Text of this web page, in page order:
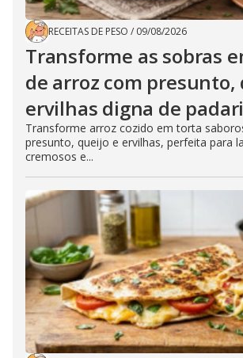
RECEITAS DE PESO / 09/08/2026
Transforme as sobras
de arroz com presunto,
ervilhas digna de
Transforme arroz cozido em torta
presunto, queijo e ervilhas, perfeita para
cremosos e...